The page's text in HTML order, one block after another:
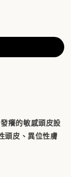
癢的敏感頭皮設
頭皮、異位性膚